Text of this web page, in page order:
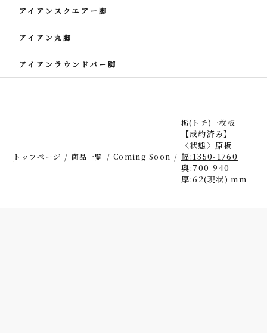
アイアンスクエアー脚
アイアン丸脚
アイアンラウンドバー脚
トップページ 商品一覧 Coming Soon
栃(トチ)一枚板
【成約済み】
〈状態〉原板
幅:1350-1760
奥:700-940
厚:62(現状) mm